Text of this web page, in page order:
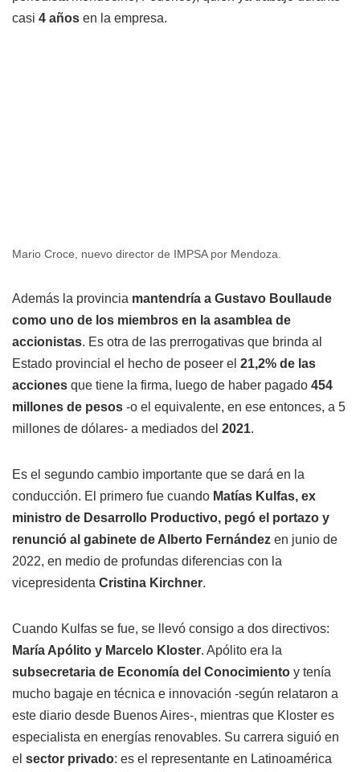
casi 4 años en la empresa.
Mario Croce, nuevo director de IMPSA por Mendoza.
Además la provincia mantendría a Gustavo Boullaude
como uno de los miembros en la asamblea de
accionistas. Es otra de las prerrogativas que brinda al
Estado provincial el hecho de poseer el 21,2% de las
acciones que tiene la firma, luego de haber pagado 454
millones de pesos -o el equivalente, en ese entonces, a 5
millones de dólares- a mediados del 2021.
Es el segundo cambio importante que se dará en la
conducción. El primero fue cuando Matías Kulfas, ex
ministro de Desarrollo Productivo, pegó el portazo y
renunció al gabinete de Alberto Fernández en junio de
2022, en medio de profundas diferencias con la
vicepresidenta Cristina Kirchner.
Cuando Kulfas se fue, se llevó consigo a dos directivos:
María Apólito y Marcelo Kloster. Apólito era la
subsecretaria de Economía del Conocimiento y tenía
mucho bagaje en técnica e innovación -según relataron a
este diario desde Buenos Aires-, mientras que Kloster es
especialista en energías renovables. Su carrera siguió en
el sector privado: es el representante en Latinoamérica